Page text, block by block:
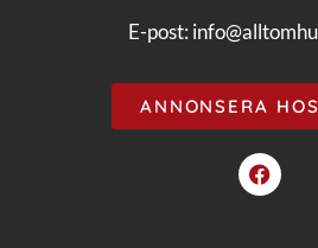
E-post:
ANNONSERA